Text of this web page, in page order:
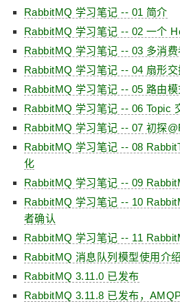
RabbitMQ 学习笔记 -- 01 简介
RabbitMQ 学习笔记 -- 02 一个
RabbitMQ 学习笔记 -- 03 多消费
RabbitMQ 学习笔记 -- 04 扇形
RabbitMQ 学习笔记 -- 05 路由模
RabbitMQ 学习笔记 -- 06 Topic
RabbitMQ 学习笔记 -- 07 初探
RabbitMQ 学习笔记 -- 08
化
RabbitMQ 学习笔记 -- 09
RabbitMQ 学习笔记 -- 10
者确认
RabbitMQ 学习笔记 -- 11
RabbitMQ 消息队列模型使用介绍
RabbitMQ 3.11.0 已发布
RabbitMQ 3.11.8 已发布，